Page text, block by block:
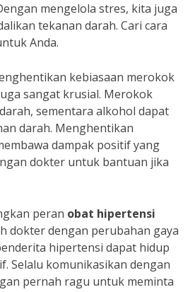
mengelola stres, kita juga
tekanan darah. Cari cara
Anda.
kebiasaan merokok
sangat krusial. Merokok
sementara alkohol dapat
darah. Menghentikan
dampak positif yang
dokter untuk bantuan jika
peran obat hipertensi
dokter dengan perubahan gaya
hipertensi dapat hidup
Selalu komunikasikan dengan
pernah ragu untuk meminta